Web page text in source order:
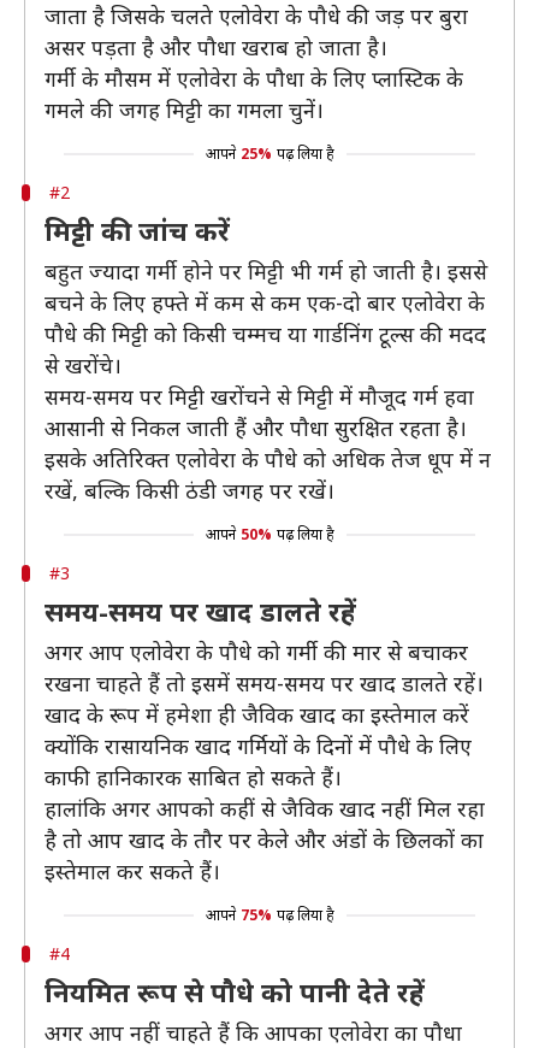
जाता है जिसके चलते एलोवेरा के पौधे की जड़ पर बुरा
असर पड़ता है और पौधा खराब हो जाता है।
गर्मी के मौसम में एलोवेरा के पौधा के लिए प्लास्टिक के
गमले की जगह मिट्टी का गमला चुनें।
आपने 25% पढ़ लिया है
#2
मिट्टी की जांच करें
बहुत ज्यादा गर्मी होने पर मिट्टी भी गर्म हो जाती है। इससे
बचने के लिए हफ्ते में कम से कम एक-दो बार एलोवेरा के
पौधे की मिट्टी को किसी चम्मच या गार्डनिंग टूल्स की मदद
से खरोंचे।
समय-समय पर मिट्टी खरोंचने से मिट्टी में मौजूद गर्म हवा
आसानी से निकल जाती हैं और पौधा सुरक्षित रहता है।
इसके अतिरिक्त एलोवेरा के पौधे को अधिक तेज धूप में न
रखें, बल्कि किसी ठंडी जगह पर रखें।
आपने 50% पढ़ लिया है
#3
समय-समय पर खाद डालते रहें
अगर आप एलोवेरा के पौधे को गर्मी की मार से बचाकर
रखना चाहते हैं तो इसमें समय-समय पर खाद डालते रहें।
खाद के रूप में हमेशा ही जैविक खाद का इस्तेमाल करें
क्योंकि रासायनिक खाद गर्मियों के दिनों में पौधे के लिए
काफी हानिकारक साबित हो सकते हैं।
हालांकि अगर आपको कहीं से जैविक खाद नहीं मिल रहा
है तो आप खाद के तौर पर केले और अंडों के छिलकों का
इस्तेमाल कर सकते हैं।
आपने 75% पढ़ लिया है
#4
नियमित रूप से पौधे को पानी देते रहें
अगर आप नहीं चाहते हैं कि आपका एलोवेरा का पौधा